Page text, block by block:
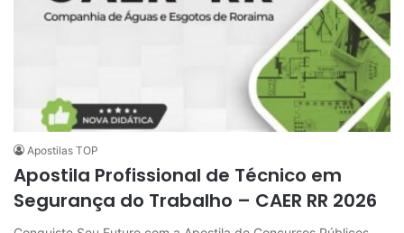
Apostilas TOP
Apostila Profissional de Técnico em
Segurança do Trabalho – CAER RR 2026